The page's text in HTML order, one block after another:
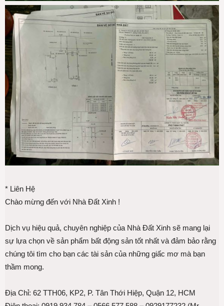
* Liên Hệ
Chào mừng đến với Nhà Đất Xinh !
Dịch vụ hiệu quả, chuyên nghiệp của Nhà Đất Xinh sẽ mang lại
sự lựa chọn về sản phẩm bất động sản tốt nhất và đảm bảo rằng
chúng tôi tìm cho bạn các tài sản của những giấc mơ mà bạn
thầm mong.
Địa Chỉ: 62 TTH06, KP2, P. Tân Thới Hiệp, Quận 12, HCM